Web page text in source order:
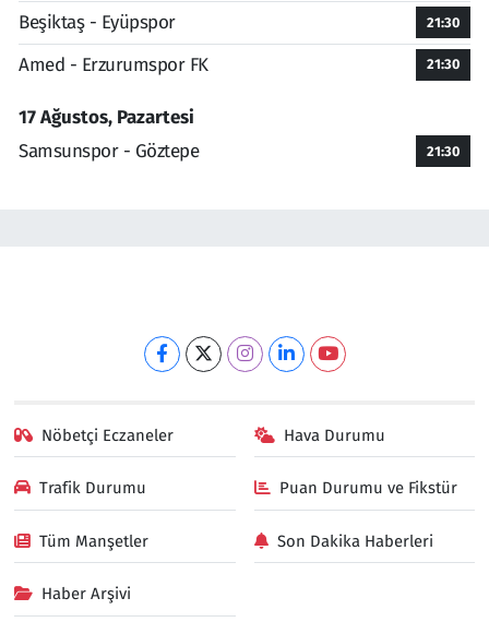
Beşiktaş - Eyüpspor 21:30
Amed - Erzurumspor FK 21:30
17 Ağustos, Pazartesi
Samsunspor - Göztepe
21:30
Nöbetçi Eczaneler Hava Durumu
Trafik Durumu Puan Durumu ve Fikstür
Tüm Manşetler Son Dakika Haberleri
Haber Arşivi